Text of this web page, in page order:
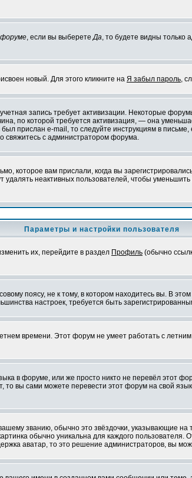
, если вы выберетеДа, то будете видны только
новый. Для этого кликните на Я забыл пароль,
запись требует активизации. Некоторые
по которой требуется активизация, — она
прислан e-mail, то следуйте инструкциям в
свяжитесь с администратором форума.
которое вам прислали, когда вы
неактивных пользователей, чтобы
Параметры и настройки пользователя
их, перейдите в раздел Профиль (обычно
поясу, не к тому, в котором находитесь вы. В
настроек, требуется быть
времени. Этот форум не умеет работать с
в форуме, или же просто никто не перевёл этот
то вы сами можете перевести этот форум на свой
званию, обычно это звёздочки, указывающие
обычно уникальна для каждого пользователя.
аватар, то это решение администраторов, вы